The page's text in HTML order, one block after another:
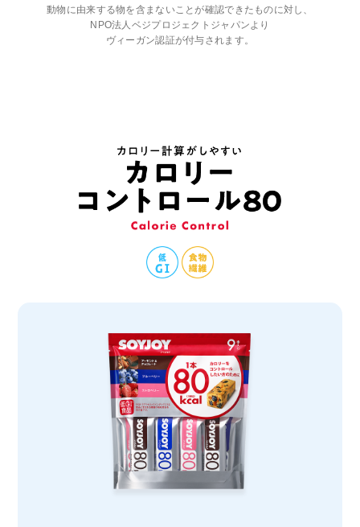
動物に由来する物を含まないことが確認できたものに対し、
NPO法人ベジプロジェクトジャパンより
ヴィーガン認証が付与されます。